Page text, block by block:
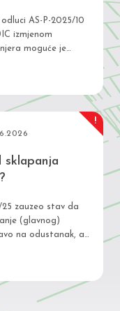
AS-P-2025/10
izmjenom
moguće je
se nije radilo o
!
sklapanja
25 zauzeo stav da
(glavnog)
na odustanak, a
(plaćanjem